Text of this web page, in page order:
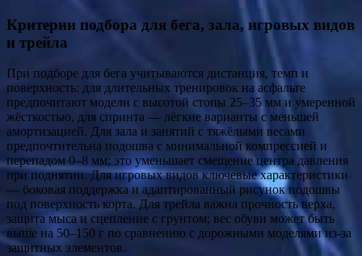
Критерии подбора для бега, зала, игровых видов
и трейла
При подборе для бега учитываются дистанция, темп и
поверхность: для длительных тренировок на асфальте
предпочитают модели с высотой стопы 25–35 мм и умеренной
жёсткостью, для спринта — лёгкие варианты с меньшей
амортизацией. Для зала и занятий с тяжёлыми весами
предпочтительна подошва с минимальной компрессией и
перепадом 0–8 мм; это уменьшает смещение центра давления
при поднятии. Для игровых видов ключевые характеристики
— боковая поддержка и адаптированный рисунок подошвы
под поверхность корта. Для трейла важна прочность верха,
защита мыса и сцепление с грунтом; вес обуви может быть
выше на 50–150 г по сравнению с дорожными моделями из-за
защитных элементов.